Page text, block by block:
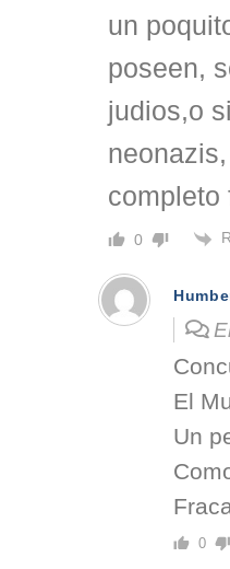
un
poseen,
judios,o
completo
0
El
Un
0